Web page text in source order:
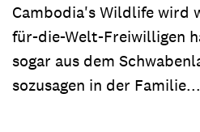
Cambodia's Wildlife wird
für-die-Welt-Freiwilligen
sogar aus dem
sozusagen in der Familie...